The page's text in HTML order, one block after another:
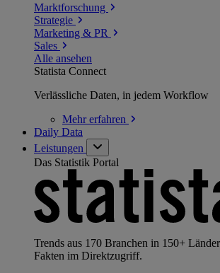
Marktforschung
Strategie
Marketing & PR
Sales
Alle ansehen
Statista Connect
Verlässliche Daten, in jedem Workflow
Mehrerfahren
Daily Data
Leistungen
Das Statistik Portal
Trends aus 170 Branchen in 150+
Fakten im Direktzugriff.